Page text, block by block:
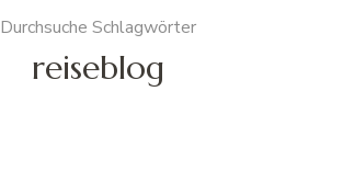
Durchsuche Schlagwörter
reiseblog